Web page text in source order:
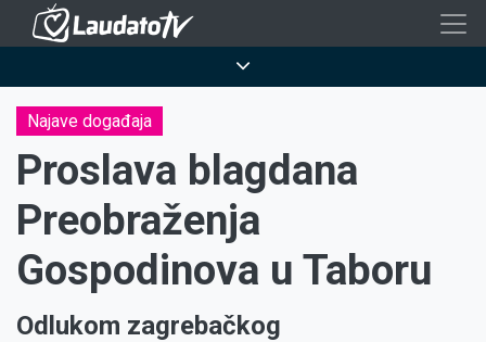
Skoči
sadržaj
Najave događaja
Proslava blagdana
Preobraženja
Gospodinova u Taboru
Odlukom zagrebačkog